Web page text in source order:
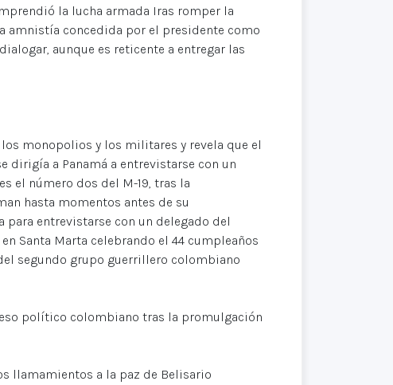
la lucha armada Iras romper la
amnistía concedida por el presidente como
aunque es reticente a entregar las
monopolios y los militares y revela que el
dirigía a Panamá a entrevistarse con un
el número dos del M-19, tras la
hasta momentos antes de su
entrevistarse con un delegado del
Santa Marta celebrando el 44 cumpleaños
segundo grupo guerrillero colombiano
político colombiano tras la promulgación
llamamientos a la paz de Belisario